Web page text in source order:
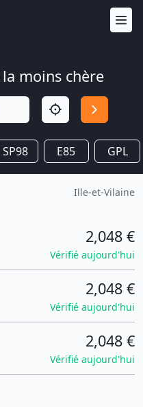
moins chère
SP98 E85 GPL
Ille-et-Vilaine
2,048 €
Vérifié aujourd'hui
2,048 €
Vérifié aujourd'hui
2,048 €
Vérifié aujourd'hui